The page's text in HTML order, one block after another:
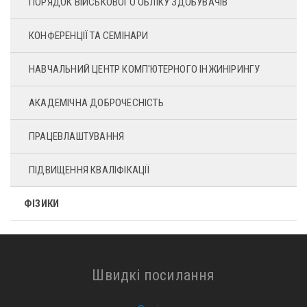
КОНФЕРЕНЦІЇ ТА СЕМІНАРИ
НАВЧАЛЬНИЙ ЦЕНТР КОМП'ЮТЕРНОГО ІНЖИНІРИНГУ
АКАДЕМІЧНА ДОБРОЧЕСНІСТЬ
ПРАЦЕВЛАШТУВАННЯ
ПІДВИЩЕННЯ КВАЛІФІКАЦІЇ
ФІЗИКИ
Швидкі посилання